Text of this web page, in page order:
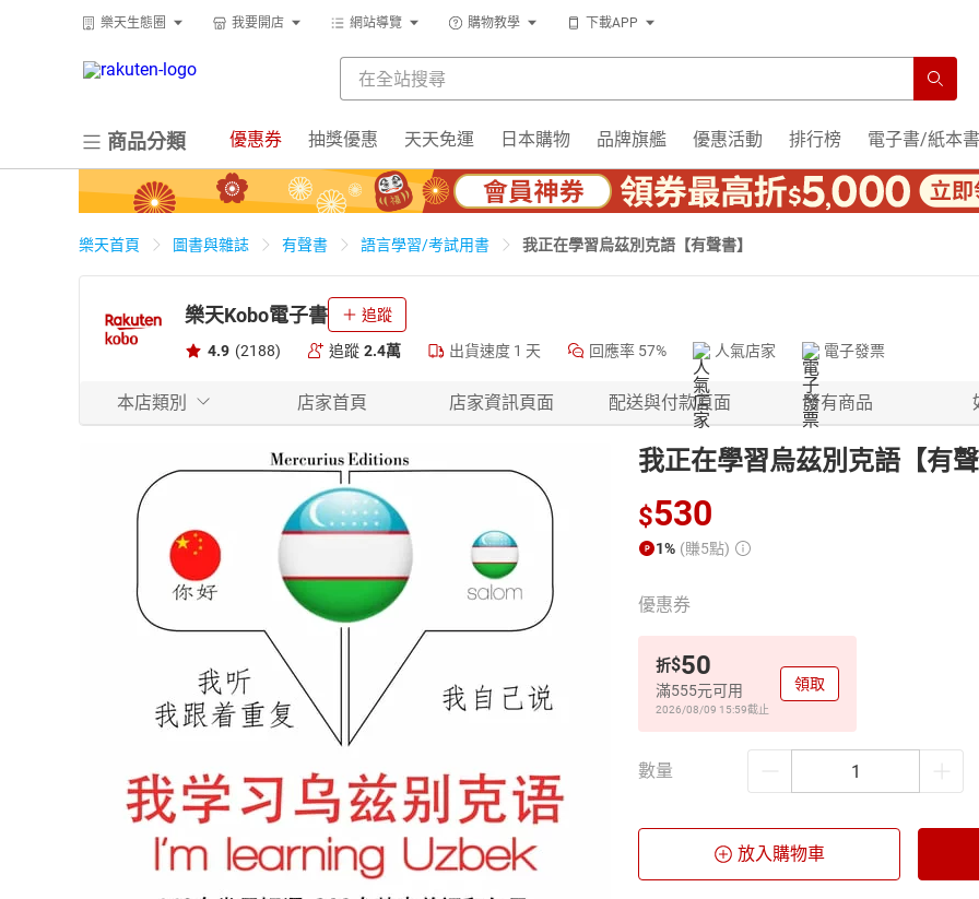
樂天生態圈 我要開店 網站導覽 購物教學 下載APP
商品分類 優惠券 抽獎優惠 天天免運 日本購物 品牌旗艦 優惠活動 排行榜 電子書/紙本書
樂天首頁 圖書與雜誌 有聲書 語言學習/考試用書 我正在學習烏茲別克語【有聲書】
樂天Kobo電子書 追蹤
4.9 (2188) 追蹤 2.4萬 出貨速度 1 天 回應率 57% 人氣店家 電子發票
本店類別 店家首頁 店家資訊頁面 配送與付款頁面 所有商品
我正在學習烏茲別克語【有
$530
1% (賺5點)
優惠券
折$50
滿555元可用
2026/08/09 15:59截止
領取
數量
放入購物車